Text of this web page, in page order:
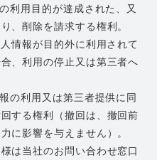
利用目的が達成された、又
、削除を請求する権利。
情報が目的外に利用されて
、利用の停止又は第三者へ
の利用又は第三者提供に同
する権利（撤回は、撤回前
に影響を与えません）。
は当社のお問い合わせ窓口